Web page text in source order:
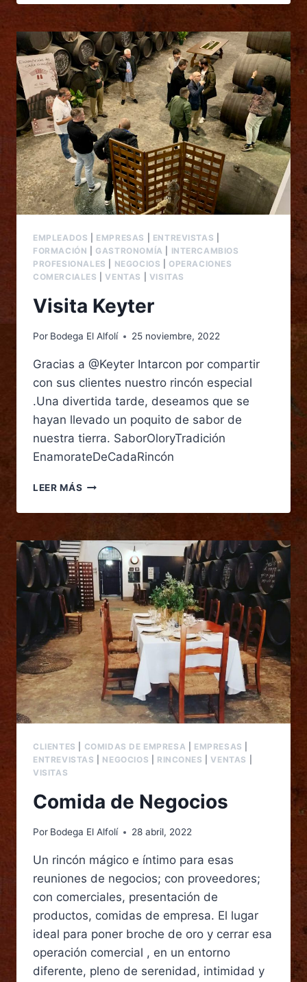
EMPLEADOS EMPRESAS ENTREVISTAS
FORMACIÓN
GASTRONOMÍA
INTERCAMBIOS
PROFESIONALES
NEGOCIOS
OPERACIONES
COMERCIALES
|VENTAS VISITAS
Visita Keyter
Por Bodega El Alfolí 25 noviembre, 2022
Gracias a @Keyter Intarcon por compartir
con sus clientes nuestro rincón especial
.Una divertida tarde, deseamos que se
hayan llevado un poquito de sabor de
nuestra tierra. SaborOloryTradición
EnamorateDeCadaRincón
LEER MÁS
CLIENTES COMIDAS DE EMPRESA EMPRESAS
ENTREVISTAS
NEGOCIOS RINCONES |VENTAS
VISITAS
Comida de Negocios
Por Bodega El Alfolí 28 abril, 2022
Un rincón mágico e íntimo para esas
reuniones de negocios; con proveedores;
con comerciales, presentación de
productos, comidas de empresa. El lugar
ideal para poner broche de oro y cerrar esa
operación comercial , en un entorno
diferente, pleno de serenidad, intimidad y